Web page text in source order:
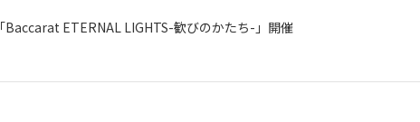
「Baccarat ETERNAL LIGHTS-歓びのかたち-」開催